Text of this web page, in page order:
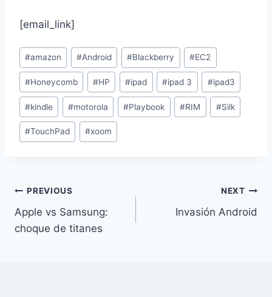
[email_link]
Post
Tags:
#amazon #Android #Blackberry #EC2
#Honeycomb #HP #ipad #ipad 3 #ipad3
#kindle #motorola #Playbook #RIM #Silk
#TouchPad #xoom
Post
navigation
PREVIOUS
Apple vs Samsung:
choque de titanes
NEXT
Invasión Android